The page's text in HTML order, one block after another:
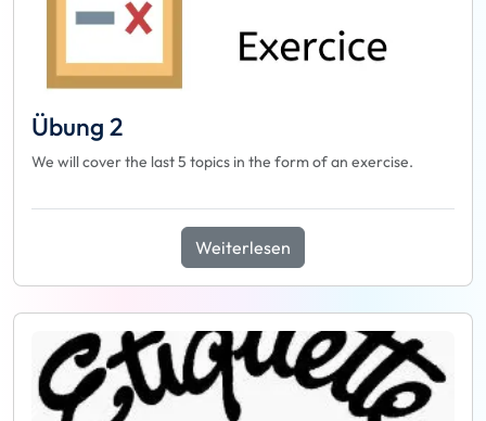
Übung 2
We will cover the last 5 topics in the form of an exercise.
Weiterlesen